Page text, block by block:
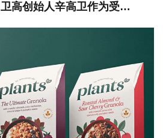
2023品牌包装大会 | 卫高创始人辛高卫作为受邀嘉宾进行现场分享